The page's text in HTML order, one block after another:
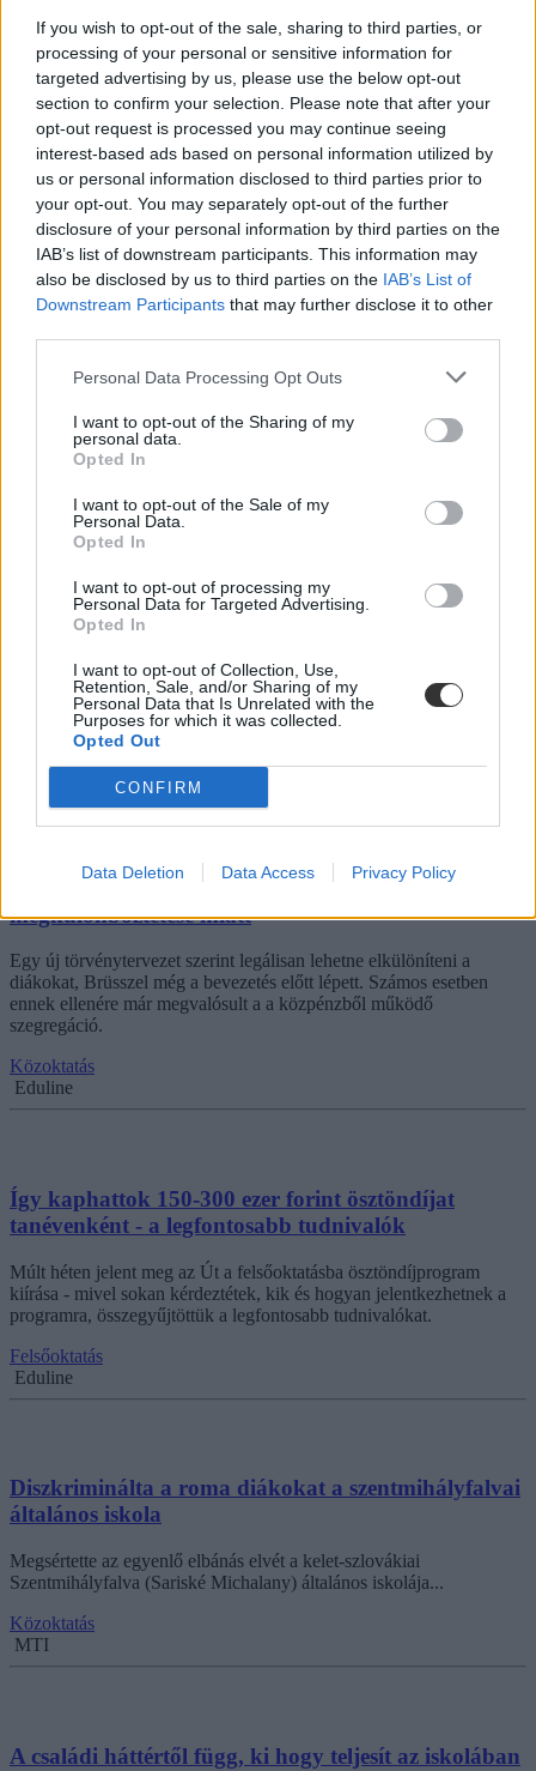
If you wish to opt-out of the sale, sharing to third parties, or
processing of your personal or sensitive information for
targeted advertising by us, please use the below opt-out
section to confirm your selection. Please note that after your
opt-out request is processed you may continue seeing
interest-based ads based on personal information utilized by
us or personal information disclosed to third parties prior to
your opt-out. You may separately opt-out of the further
disclosure of your personal information by third parties on the
IAB’s list of downstream participants. This information may
also be disclosed by us to third parties on the IAB’s List of
Downstream Participants that may further disclose it to other
Personal Data Processing Opt Outs
I want to opt-out of the Sharing of my
personal data.
Opted In
I want to opt-out of the Sale of my
Personal Data.
Opted In
I want to opt-out of processing my
Personal Data for Targeted Advertising.
Opted In
I want to opt-out of Collection, Use,
Retention, Sale, and/or Sharing of my
Personal Data that Is Unrelated with the
Purposes for which it was collected.
Opted Out
CONFIRM
Data Deletion Data Access Privacy Policy
szülők a gyerekeiket
A falusi iskolák szegregálódása már akkor megindul, ha csak azt
hiszik a szülők, hogy veszélybe került az oktatás minősége, de a
roma diákok számában is van vízválasztó.
Közoktatás
Eduline
Bezárták az iskolát, azóta senki nem veszi át a
cigány diákokat
ahova főleg a település roma származású gyerekei jártak. A
vegyék át az iskola nélkül maradt gyerekeket.
Közoktatás
Cigány diáklány a Kárpát-medence legjobb
helyesírója
Hibátlan eredménnyel nyerte meg a Simonyi Zsigmond-versenyt a
hetedik osztályos karancslapujtői diáklány.
Közoktatás
Brüsszel bekeményít: eljárás indult
Magyarországgal szemben a roma diákok
megkülönböztetése miatt
Egy új törvénytervezet szerint legálisan lehetne elkülöníteni a
diákokat, Brüsszel még a bevezetés előtt lépett. Számos esetben
ennek ellenére már megvalósult a a közpénzből működő
szegregáció.
Közoktatás
Eduline
Így kaphattok 150-300 ezer forint ösztöndíjat
tanévenként - a legfontosabb tudnivalók
Múlt héten jelent meg az Út a felsőoktatásba ösztöndíjprogram
kiírása - mivel sokan kérdeztétek, kik és hogyan jelentkezhetnek a
programra, összegyűjtöttük a legfontosabb tudnivalókat.
Felsőoktatás
Eduline
Diszkriminálta a roma diákokat a szentmihályfalvai
általános iskola
Megsértette az egyenlő elbánás elvét a kelet-szlovákiai
Szentmihályfalva (Sariské Michalany) általános iskolája...
Közoktatás
MTI
A családi háttértől függ, ki hogy teljesít az iskolában